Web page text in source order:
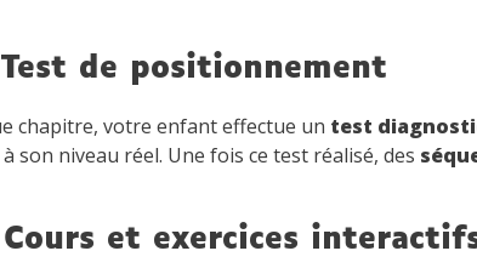
de positionnement
chapitre, votre enfant effectue un test
à son niveau réel. Une fois ce test réalisé, des
Cours et exercices